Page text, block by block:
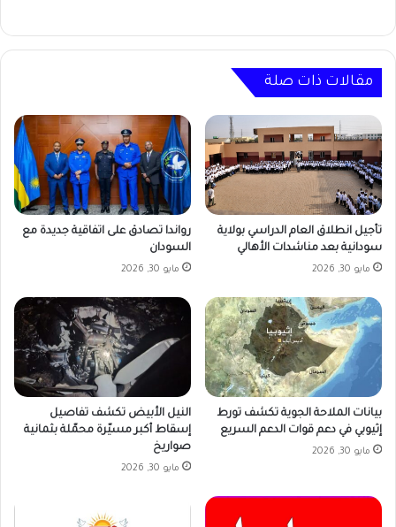
مقالات ذات صلة
تأجيل انطلاق العام الدراسي بولاية
سودانية بعد مناشدات الأهالي
مايو 30, 2026
رواندا تصادق على اتفاقية جديدة مع
السودان
مايو 30, 2026
بيانات الملاحة الجوية تكشف تورط
إثيوبي في دعم قوات الدعم السريع
مايو 30, 2026
النيل الأبيض تكشف تفاصيل
إسقاط أكبر مسيّرة محمّلة بثمانية
صواريخ
مايو 30, 2026